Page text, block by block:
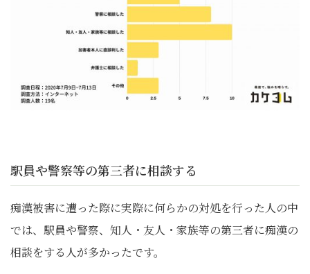
駅員や警察等の第三者に相談する
痴漢被害に遭った際に実際に何らかの対処を行った人の中
では、駅員や警察、知人・友人・家族等の第三者に痴漢の
相談をする人が多かったです。